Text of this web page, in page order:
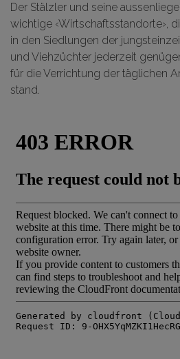
Der Stälzler und seine
wichtige ‹Wirtschaftsstandorte›,
in den Siedlungen der
und Viehzüchter jederzeit
für die Verrichtung der täglichen
stand.